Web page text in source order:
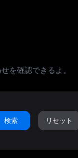
を確認できるよ。
検索 リセット